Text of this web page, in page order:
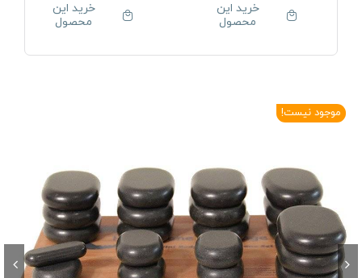
خرید این
محصول
خرید این
محصول
موجود نیست!